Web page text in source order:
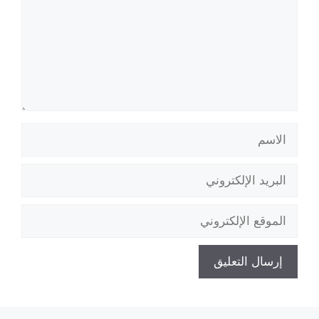
الإلكتروني
الإلكتروني